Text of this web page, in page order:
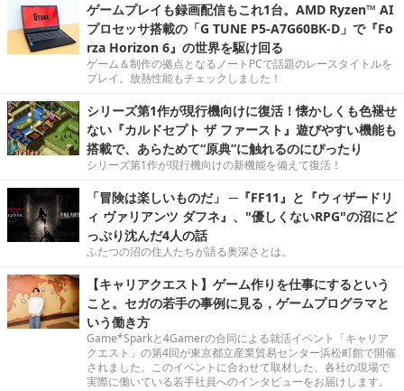
ゲームプレイも録画配信もこれ1台。AMD Ryzen™ AI
プロセッサ搭載の「G TUNE P5-A7G60BK-D」で『Fo
rza Horizon 6』の世界を駆け回る
ゲーム＆制作の拠点となるノートPCで話題のレースタイトルを
プレイ。放熱性能もチェックしました！
シリーズ第1作が現行機向けに復活！懐かしくも色褪せ
ない『カルドセプト ザ ファースト』遊びやすい機能も
搭載で、あらためて“原典”に触れるのにぴったり
シリーズ第1作が現行機向けの新機能を備えて復活！
「冒険は楽しいものだ」 ─『FF11』と『ウィザードリ
ィ ヴァリアンツ ダフネ』、"優しくないRPG"の沼にど
っぷり沈んだ4人の話
ふたつの沼の住人たちが語る奥深さとは。
【キャリアクエスト】ゲーム作りを仕事にするという
こと。セガの若手の事例に見る，ゲームプログラマと
いう働き方
Game*Sparkと4Gamerの合同による就活イベント「キャリア
クエスト」の第4回が東京都立産業貿易センター浜松町館で開催
されました。このイベントに合わせて取材した、各社の現場で
実際に働いている若手社員へのインタビューをお届けします。